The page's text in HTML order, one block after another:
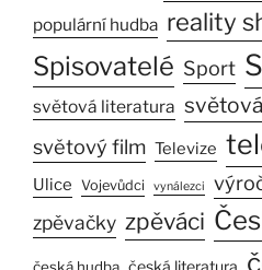
populární hudba reality
Spisovatelé Sport
světová literatura
světový film Televize
Ulice Vojevůdci vynálezci
zpěvačky zpěváci
česká literatura